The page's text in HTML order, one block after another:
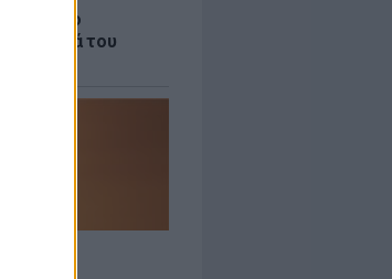
ξανά στο
κατά του